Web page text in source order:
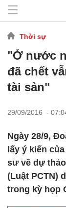
Thời sự
"Ở nước
đã chết
tài sản"
29/09/2016 -
Ngày 28/9,
lấy ý kiến
sư về dự
(Luật PCTN)
trong kỳ họp